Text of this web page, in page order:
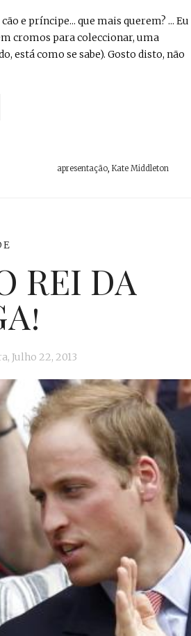
e príncipe... que mais querem? ... Eu
cromos para coleccionar, uma
está como se sabe). Gosto disto, não
apresentação,Kate Middleton
REI DA
Julho 22, 2013